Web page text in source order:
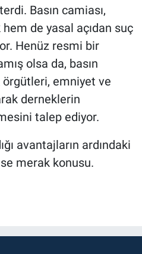
Basın camiası,
de yasal açıdan suç
Henüz resmi bir
olsa da, basın
emniyet ve
derneklerin
talep ediyor.
avantajların ardındaki
merak konusu.